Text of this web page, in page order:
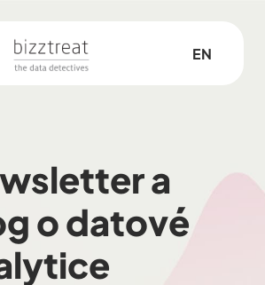
CZ
EN
a
o datové